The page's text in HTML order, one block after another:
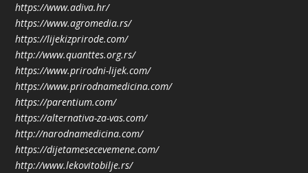
https://www.adiva.hr/
https://www.agromedia.rs/
https://lijekizprirode.com/
http://www.quanttes.org.rs/
https://www.prirodni-lijek.com/
https://www.prirodnamedicina.com/
https://parentium.com/
https://alternativa-za-vas.com/
http://narodnamedicina.com/
https://dijetamesecevemene.com/
http://www.lekovitobilje.rs/